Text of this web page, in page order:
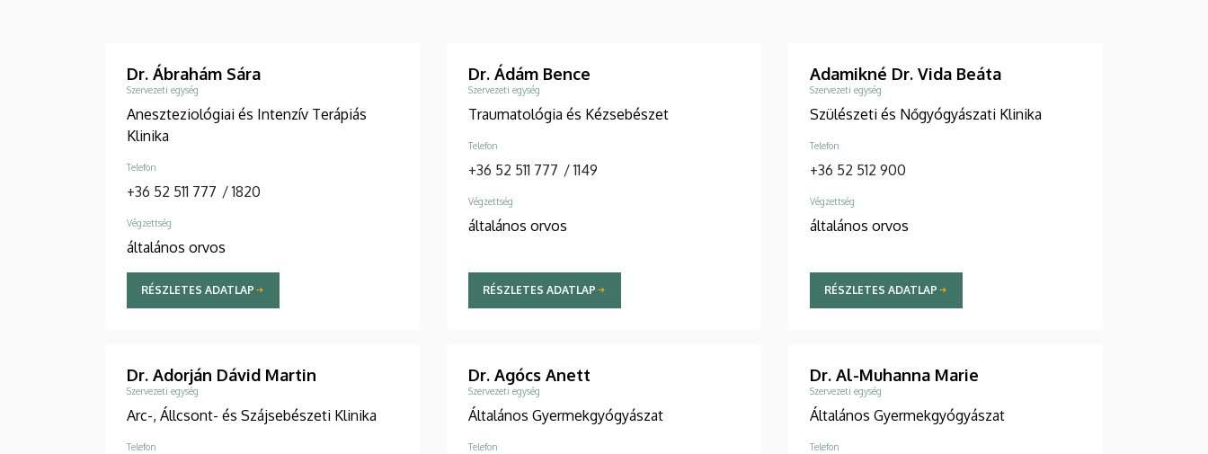
Dr. Ábrahám Sára
Szervezeti egység
Aneszteziológiai és Intenzív Terápiás
Klinika
Telefon
+36 52 511 777 / 1820
Végzettség
általános orvos
RÉSZLETES ADATLAP
Dr. Ádám Bence
Szervezeti egység
Traumatológia és Kézsebészet
Telefon
+36 52 511 777 / 1149
Végzettség
általános orvos
RÉSZLETES ADATLAP
Adamikné Dr. Vida Beáta
Szervezeti egység
Szülészeti és Nőgyógyászati Klinika
Telefon
+36 52 512 900
Végzettség
általános orvos
RÉSZLETES ADATLAP
Dr. Adorján Dávid Martin
Szervezeti egység
Arc-, Állcsont- és Szájsebészeti Klinika
Telefon
Dr. Agócs Anett
Szervezeti egység
Általános Gyermekgyógyászat
Telefon
Dr. Al-Muhanna Marie
Szervezeti egység
Általános Gyermekgyógyászat
Telefon